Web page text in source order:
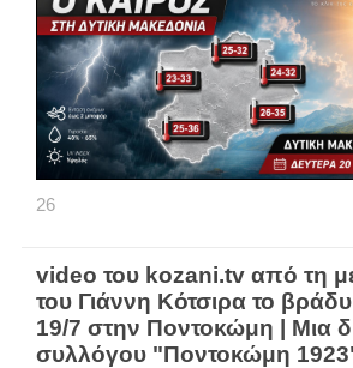
26
video του kozani.tv από τη
του Γιάννη Κότσιρα το
19/7 στην Ποντοκώμη | Μια
συλλόγου "Ποντοκώμη